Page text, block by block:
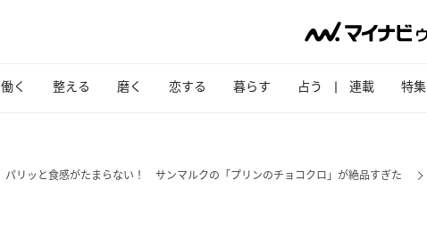
働く 整える 磨く 恋する 暮らす 占う 連載 特集
パリッと食感がたまらない！ サンマルクの「プリンのチョコクロ」が絶品すぎた